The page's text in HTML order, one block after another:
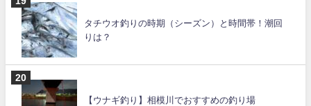
タチウオ釣りの時期（シーズン）と時間帯！潮回
りは？
【ウナギ釣り】相模川でおすすめの釣り場